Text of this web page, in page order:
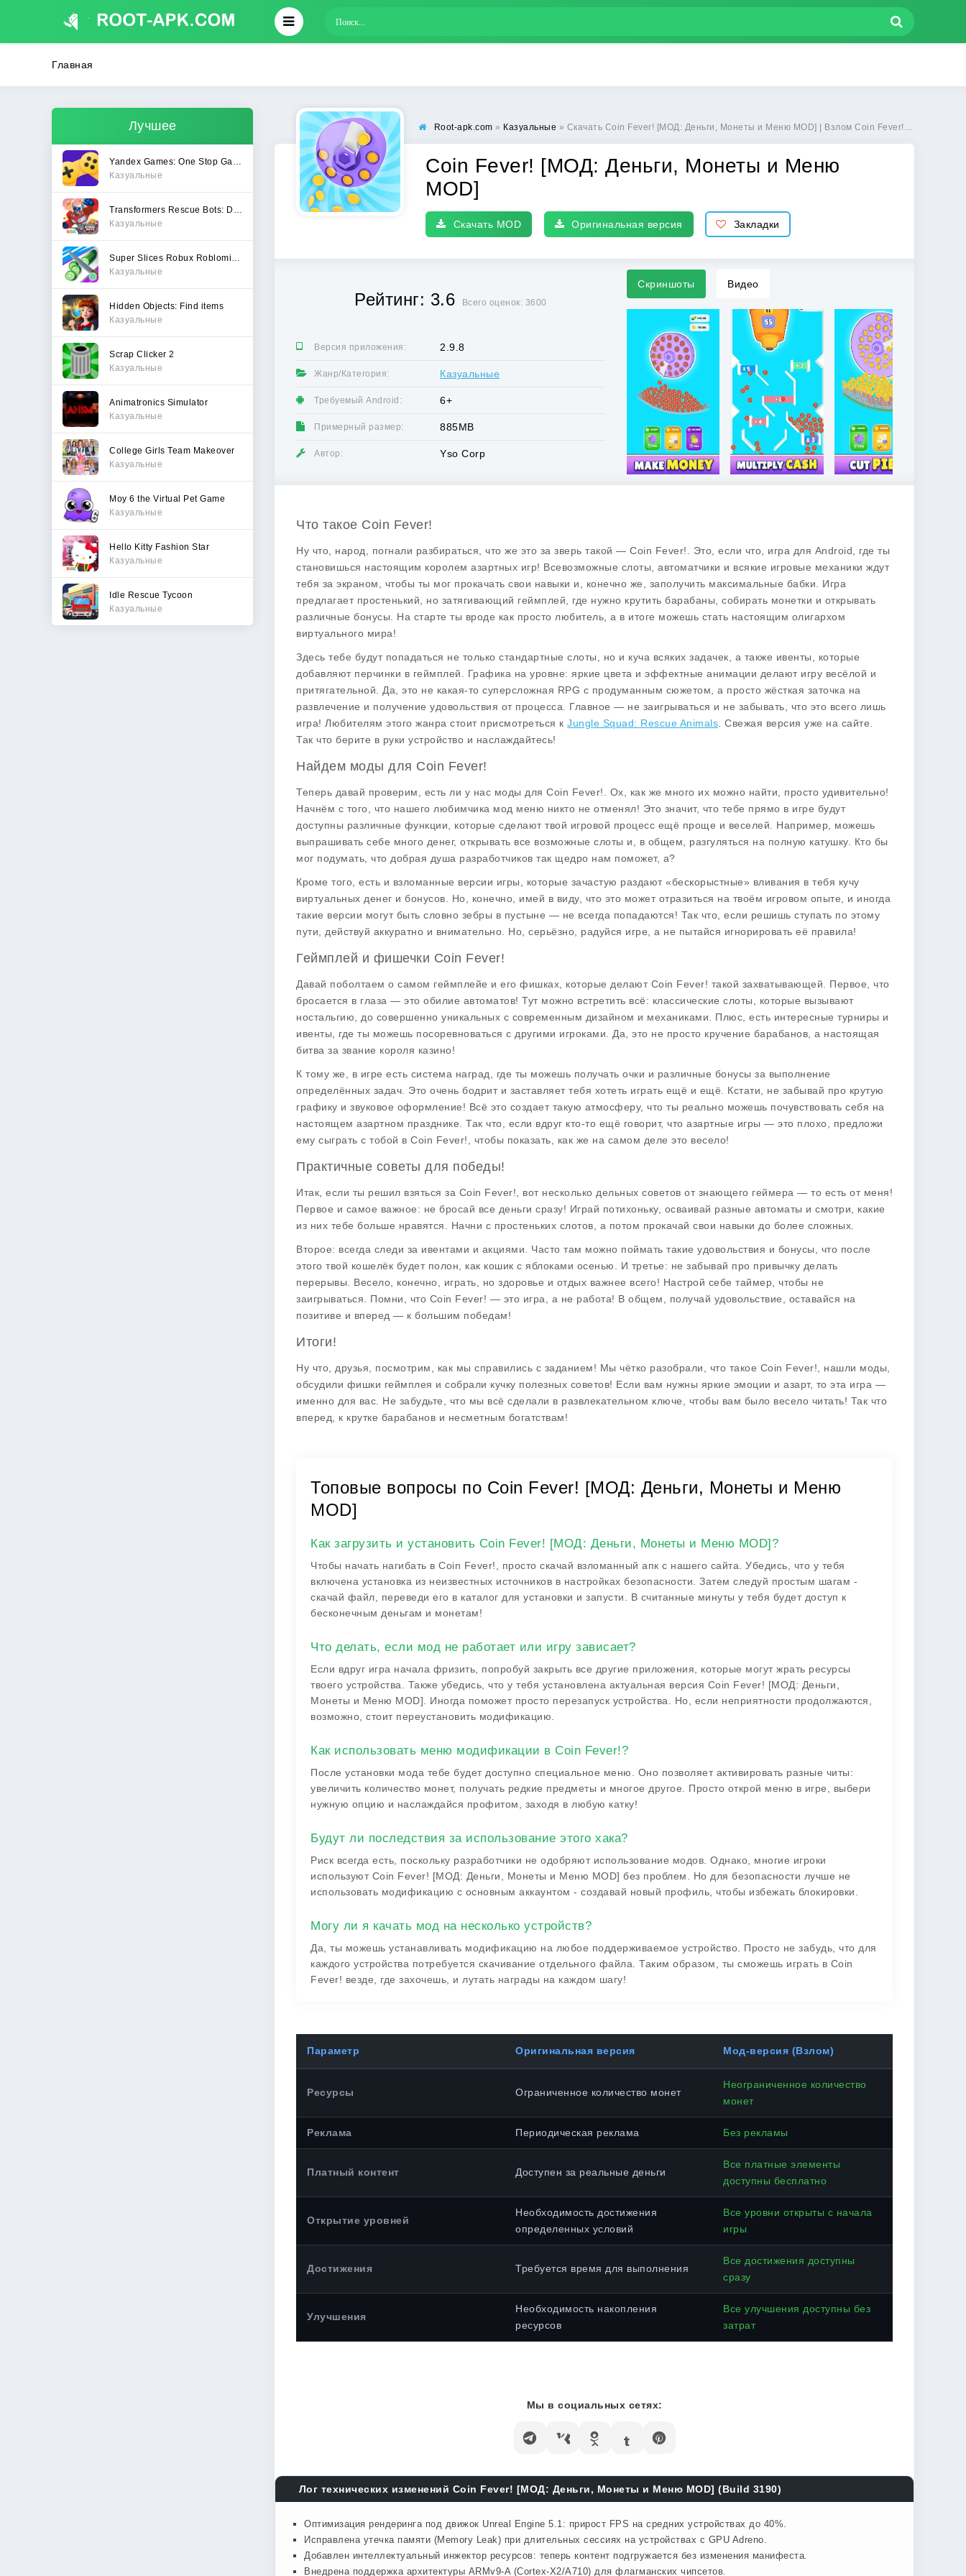
Главная
Лучшее
Казуальные
Казуальные
Казуальные
Hidden Objects: Find items
Казуальные
Scrap Clicker 2
Казуальные
Animatronics Simulator
Казуальные
College Girls Team Makeover
Казуальные
Moy 6 the Virtual Pet Game
Казуальные
Hello Kitty Fashion Star
Казуальные
Idle Rescue Tycoon
Казуальные
Root-apk.com » Казуальные » Скачать Coin Fever! [МОД: Деньги, Монеты и Меню MOD] | Взлом Coin Fever! на Андроид
Coin Fever! [МОД: Деньги, Монеты и Меню
MOD]
Скачать MOD Оригинальная версия Закладки
Рейтинг: 3.6 Всего оценок: 3600
Версия приложения: 2.9.8
Жанр/Категория: Казуальные
Требуемый Android: 6+
Примерный размер: 885MB
Автор: Yso Corp
Скриншоты Видео
Что такое Coin Fever!
Ну что, народ, погнали разбираться, что же это за зверь такой — Coin Fever! . Это, если что, игра для Android, где ты
становишься настоящим королем азартных игр! Всевозможные слоты, автоматчики и всякие игровые механики ждут
тебя за экраном, чтобы ты мог прокачать свои навыки и, конечно же, заполучить максимальные бабки. Игра
предлагает простенький, но затягивающий геймплей, где нужно крутить барабаны, собирать монетки и открывать
различные бонусы. На старте ты вроде как просто любитель, а в итоге можешь стать настоящим олигархом
виртуального мира!
Здесь тебе будут попадаться не только стандартные слоты, но и куча всяких задачек, а также ивенты, которые
добавляют перчинки в геймплей. Графика на уровне: яркие цвета и эффектные анимации делают игру весёлой и
притягательной. Да, это не какая-то суперсложная RPG с продуманным сюжетом, а просто жёсткая заточка на
развлечение и получение удовольствия от процесса. Главное — не заигрываться и не забывать, что это всего лишь
игра! Любителям этого жанра стоит присмотреться к Jungle Squad: Rescue Animals . Свежая версия уже на сайте.
Так что берите в руки устройство и наслаждайтесь!
Найдем моды для Coin Fever!
Теперь давай проверим, есть ли у нас моды для Coin Fever! . Ох, как же много их можно найти, просто удивительно!
Начнём с того, что нашего любимчика мод меню никто не отменял! Это значит, что тебе прямо в игре будут
доступны различные функции, которые сделают твой игровой процесс ещё проще и веселей. Например, можешь
выпрашивать себе много денег, открывать все возможные слоты и, в общем, разгуляться на полную катушку. Кто бы
мог подумать, что добрая душа разработчиков так щедро нам поможет, а?
Кроме того, есть и взломанные версии игры, которые зачастую раздают «бескорыстные» вливания в тебя кучу
виртуальных денег и бонусов. Но, конечно, имей в виду, что это может отразиться на твоём игровом опыте, и иногда
такие версии могут быть словно зебры в пустыне — не всегда попадаются! Так что, если решишь ступать по этому
пути, действуй аккуратно и внимательно. Но, серьёзно, радуйся игре, а не пытайся игнорировать её правила!
Геймплей и фишечки Coin Fever!
Давай поболтаем о самом геймплейе и его фишках, которые делают Coin Fever! такой захватывающей. Первое, что
бросается в глаза — это обилие автоматов! Тут можно встретить всё: классические слоты, которые вызывают
ностальгию, до совершенно уникальных с современным дизайном и механиками. Плюс, есть интересные турниры и
ивенты, где ты можешь посоревноваться с другими игроками. Да, это не просто кручение барабанов, а настоящая
битва за звание короля казино!
К тому же, в игре есть система наград, где ты можешь получать очки и различные бонусы за выполнение
определённых задач. Это очень бодрит и заставляет тебя хотеть играть ещё и ещё. Кстати, не забывай про крутую
графику и звуковое оформление! Всё это создает такую атмосферу, что ты реально можешь почувствовать себя на
настоящем азартном празднике. Так что, если вдруг кто-то ещё говорит, что азартные игры — это плохо, предложи
ему сыграть с тобой в Coin Fever! , чтобы показать, как же на самом деле это весело!
Практичные советы для победы!
Итак, если ты решил взяться за Coin Fever! , вот несколько дельных советов от знающего геймера — то есть от меня!
Первое и самое важное: не бросай все деньги сразу! Играй потихоньку, осваивай разные автоматы и смотри, какие
из них тебе больше нравятся. Начни с простеньких слотов, а потом прокачай свои навыки до более сложных.
Второе: всегда следи за ивентами и акциями. Часто там можно поймать такие удовольствия и бонусы, что после
этого твой кошелёк будет полон, как кошик с яблоками осенью. И третье: не забывай про привычку делать
перерывы. Весело, конечно, играть, но здоровье и отдых важнее всего! Настрой себе таймер, чтобы не
заигрываться. Помни, что Coin Fever! — это игра, а не работа! В общем, получай удовольствие, оставайся на
позитиве и вперед — к большим победам!
Итоги!
Ну что, друзья, посмотрим, как мы справились с заданием! Мы чётко разобрали, что такое Coin Fever! , нашли моды,
обсудили фишки геймплея и собрали кучку полезных советов! Если вам нужны яркие эмоции и азарт, то эта игра —
именно для вас. Не забудьте, что мы всё сделали в развлекательном ключе, чтобы вам было весело читать! Так что
вперед, к крутке барабанов и несметным богатствам!
Топовые вопросы по Coin Fever! [МОД: Деньги, Монеты и Меню
MOD]
Как загрузить и установить Coin Fever! [МОД: Деньги, Монеты и Меню MOD]?
Чтобы начать нагибать в Coin Fever!, просто скачай взломанный апк с нашего сайта. Убедись, что у тебя
включена установка из неизвестных источников в настройках безопасности. Затем следуй простым шагам -
скачай файл, переведи его в каталог для установки и запусти. В считанные минуты у тебя будет доступ к
бесконечным деньгам и монетам!
Что делать, если мод не работает или игру зависает?
Если вдруг игра начала фризить, попробуй закрыть все другие приложения, которые могут жрать ресурсы
твоего устройства. Также убедись, что у тебя установлена актуальная версия Coin Fever! [МОД: Деньги,
Монеты и Меню MOD]. Иногда поможет просто перезапуск устройства. Но, если неприятности продолжаются,
возможно, стоит переустановить модификацию.
Как использовать меню модификации в Coin Fever!?
После установки мода тебе будет доступно специальное меню. Оно позволяет активировать разные читы:
увеличить количество монет, получать редкие предметы и многое другое. Просто открой меню в игре, выбери
нужную опцию и наслаждайся профитом, заходя в любую катку!
Будут ли последствия за использование этого хакa?
Риск всегда есть, поскольку разработчики не одобряют использование модов. Однако, многие игроки
используют Coin Fever! [МОД: Деньги, Монеты и Меню MOD] без проблем. Но для безопасности лучше не
использовать модификацию с основным аккаунтом - создавай новый профиль, чтобы избежать блокировки.
Могу ли я качать мод на несколько устройств?
Да, ты можешь устанавливать модификацию на любое поддерживаемое устройство. Просто не забудь, что для
каждого устройства потребуется скачивание отдельного файла. Таким образом, ты сможешь играть в Coin
Fever! везде, где захочешь, и лутать награды на каждом шагу!
Параметр Оригинальная версия Мод-версия (Взлом)
Ресурсы Ограниченное количество монет
Неограниченное количество
монет
Реклама Периодическая реклама Без рекламы
Платный контент Доступен за реальные деньги
Все платные элементы
доступны бесплатно
Открытие уровней
Необходимость достижения
определенных условий
Все уровни открыты с начала
игры
Достижения Требуется время для выполнения
Все достижения доступны
сразу
Улучшения
Необходимость накопления
ресурсов
Все улучшения доступны без
затрат
Мы в социальных сетях:
Лог технических изменений Coin Fever! [МОД: Деньги, Монеты и Меню MOD] (Build 3190)
Оптимизация рендеринга под движок Unreal Engine 5.1: прирост FPS на средних устройствах до 40%.
Исправлена утечка памяти (Memory Leak) при длительных сессиях на устройствах с GPU Adreno.
Добавлен интеллектуальный инжектор ресурсов: теперь контент подгружается без изменения манифеста.
Внедрена поддержка архитектуры ARMv9-A (Cortex-X2/A710) для флагманских чипсетов.